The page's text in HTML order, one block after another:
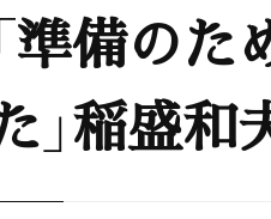
準備の
」稲盛